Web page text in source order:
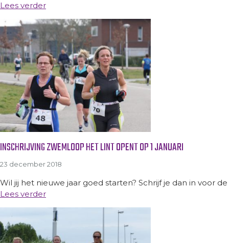
Lees verder
INSCHRIJVING ZWEMLOOP HET LINT OPENT OP 1 JANUARI
23 december 2018
Wil jij het nieuwe jaar goed starten? Schrijf je dan in voor
Lees verder